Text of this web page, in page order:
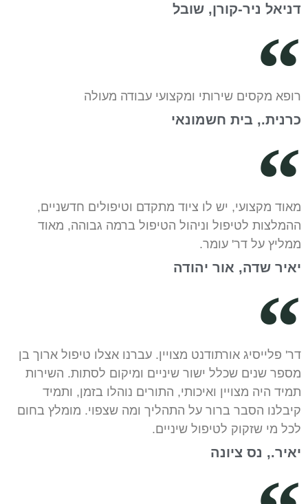
דניאל ניר-קורן, שובל
רופא מקסים שירותי ומקצועי עבודה מעולה
כרנית., בית חשמונאי
מאוד מקצועי, יש לו ציוד מתקדם וטיפולים חדשניים,
ההמלצות לטיפול וניהול הטיפול ברמה גבוהה, מאוד
ממליץ על דר' עומר.
יאיר שדה, אור יהודה
דר' פלייסיג אורתודנט מצויין. עברנו אצלו טיפול ארוך בן
מספר שנים שכלל ישור שיניים ומיקום לסתות. השירות
תמיד היה מצויין ואיכותי, התורים נוהלו בזמן, ותמיד
קיבלנו הסבר ברור על התהליך ומה שצפוי. מומלץ בחום
לכל מי שזקוק לטיפול שיניים.
יאיר., נס ציונה